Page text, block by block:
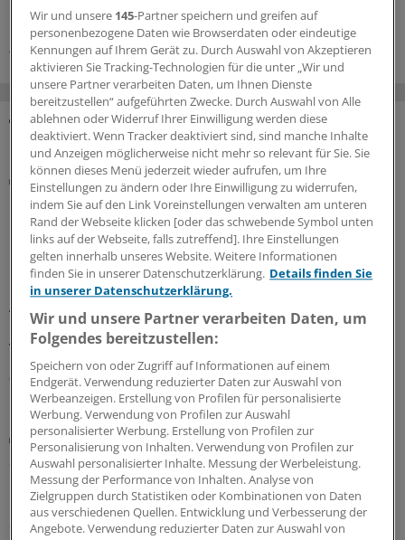
Schlagworte:
Sportmedizin Allgemeinmedizin Innere Medizin
MEHR ZUM THEMA
Cochrane-Update
Körperliches Training hilft wohl doch kaum bei
Hüftarthrose
Die Schmerzen bei Hüftarthrose gehen durch
Bewegungstraining zwar etwas zurück und auch die
körperliche Funktion verbessert sich geringfügig, die
Änderungen sind aber klinisch kaum relevant und haben
keine Auswirkungen auf die Lebensqualität. Darauf
verweist eine Cochrane-Analyse.
02.08.2026
Krafttraining bis zur Erschöpfung
„Adonis-Komplex“: Was Ärzte beim Verdacht auf
Muskeldysmorphie tun können
Höher, schneller, weiter – und muskulöser. Ein
durchtrainierter Körper passt gut in unsere
Wir und unsere 145-Partner speichern und greifen auf
personenbezogene Daten wie Browserdaten oder eindeutige
Kennungen auf Ihrem Gerät zu. Durch Auswahl von Akzeptieren
aktivieren Sie Tracking-Technologien für die unter „Wir und
unsere Partner verarbeiten Daten, um Ihnen Dienste
bereitzustellen“ aufgeführten Zwecke. Durch Auswahl von Alle
ablehnen oder Widerruf Ihrer Einwilligung werden diese
deaktiviert. Wenn Tracker deaktiviert sind, sind manche Inhalte
und Anzeigen möglicherweise nicht mehr so relevant für Sie. Sie
können dieses Menü jederzeit wieder aufrufen, um Ihre
Einstellungen zu ändern oder Ihre Einwilligung zu widerrufen,
indem Sie auf den Link Voreinstellungen verwalten am unteren
Rand der Webseite klicken [oder das schwebende Symbol unten
links auf der Webseite, falls zutreffend]. Ihre Einstellungen
gelten innerhalb unseres Website. Weitere Informationen
finden Sie in unserer Datenschutzerklärung. Details finden Sie
in unserer Datenschutzerklärung.
Wir und unsere Partner verarbeiten Daten, um
Folgendes bereitzustellen:
Speichern von oder Zugriff auf Informationen auf einem
Endgerät. Verwendung reduzierter Daten zur Auswahl von
Werbeanzeigen. Erstellung von Profilen für personalisierte
Werbung. Verwendung von Profilen zur Auswahl
personalisierter Werbung. Erstellung von Profilen zur
Personalisierung von Inhalten. Verwendung von Profilen zur
Auswahl personalisierter Inhalte. Messung der Werbeleistung.
Messung der Performance von Inhalten. Analyse von
Zielgruppen durch Statistiken oder Kombinationen von Daten
aus verschiedenen Quellen. Entwicklung und Verbesserung der
Angebote. Verwendung reduzierter Daten zur Auswahl von